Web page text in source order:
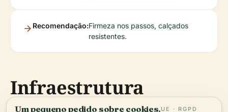
Recomendação:Firmeza nos passos, calçados
resistentes.
Infraestrutura
Um pequeno pedido sobre cookies.UE · RGPD